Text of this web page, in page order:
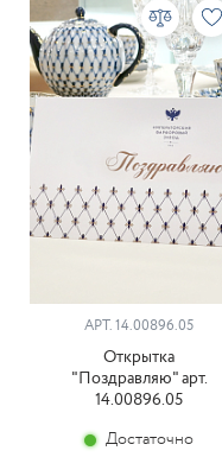
АРТ. 14.00896.05
Открытка
"Поздравляю" арт.
14.00896.05
Достаточно